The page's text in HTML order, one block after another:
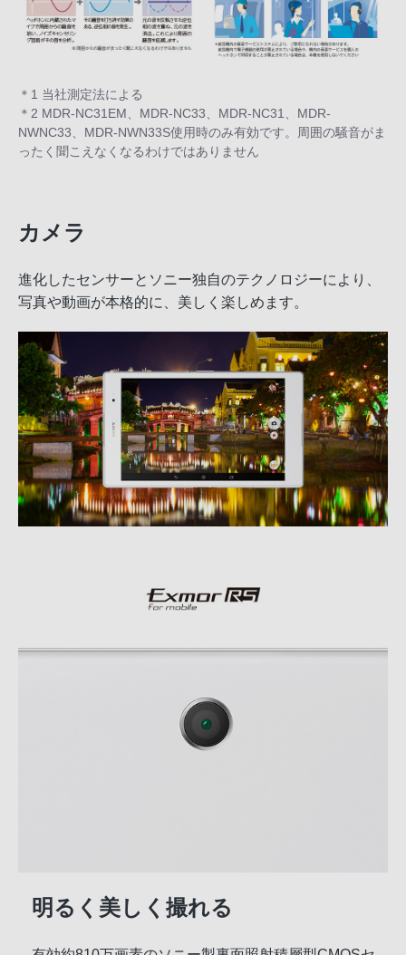
＊1 当社測定法による
＊2 MDR-NC31EM、MDR-NC33、MDR-NC31、MDR-
NWNC33、MDR-NWN33S使用時のみ有効です。周囲の騒音がま
ったく聞こえなくなるわけではありません
カメラ
進化したセンサーとソニー独自のテクノロジーにより、
写真や動画が本格的に、美しく楽しめます。
明るく美しく撮れる